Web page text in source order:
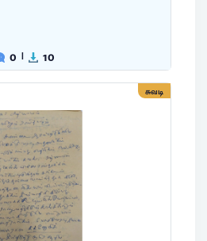
0 | 10
சுவடி